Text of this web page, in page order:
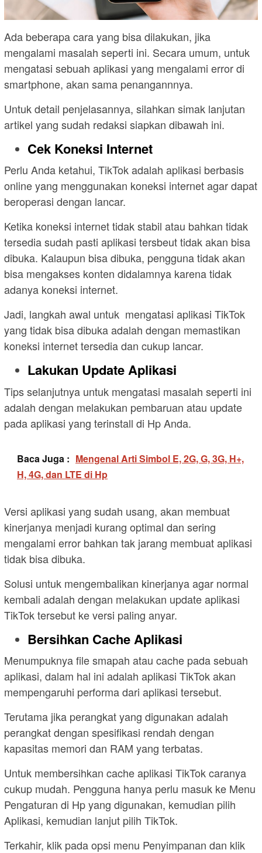
Ada beberapa cara yang bisa dilakukan, jika
mengalami masalah seperti ini. Secara umum, untuk
mengatasi sebuah aplikasi yang mengalami error di
smartphone, akan sama penangannnya.
Untuk detail penjelasannya, silahkan simak lanjutan
artikel yang sudah redaksi siapkan dibawah ini.
Cek Koneksi Internet
Perlu Anda ketahui, TikTok adalah aplikasi berbasis
online yang menggunakan koneksi internet agar dapat
beroperasi dengan lancar.
Ketika koneksi internet tidak stabil atau bahkan tidak
tersedia sudah pasti aplikasi tersbeut tidak akan bisa
dibuka. Kalaupun bisa dibuka, pengguna tidak akan
bisa mengakses konten didalamnya karena tidak
adanya koneksi internet.
Jadi, langkah awal untuk mengatasi aplikasi TikTok
yang tidak bisa dibuka adalah dengan memastikan
koneksi internet tersedia dan cukup lancar.
Lakukan Update Aplikasi
Tips selanjutnya untuk mengatasi masalah seperti ini
adalah dengan melakukan pembaruan atau update
pada aplikasi yang terinstall di Hp Anda.
Baca Juga : Mengenal Arti Simbol E, 2G, G, 3G, H+,
H, 4G, dan LTE di Hp
Versi aplikasi yang sudah usang, akan membuat
kinerjanya menjadi kurang optimal dan sering
mengalami error bahkan tak jarang membuat aplikasi
tidak bisa dibuka.
Solusi untuk mengembalikan kinerjanya agar normal
kembali adalah dengan melakukan update aplikasi
TikTok tersebut ke versi paling anyar.
Bersihkan Cache Aplikasi
Menumpuknya file smapah atau cache pada sebuah
aplikasi, dalam hal ini adalah aplikasi TikTok akan
mempengaruhi performa dari aplikasi tersebut.
Terutama jika perangkat yang digunakan adalah
perangkat dengan spesifikasi rendah dengan
kapasitas memori dan RAM yang terbatas.
Untuk membersihkan cache aplikasi TikTok caranya
cukup mudah. Pengguna hanya perlu masuk ke Menu
Pengaturan di Hp yang digunakan, kemudian pilih
Aplikasi, kemudian lanjut pilih TikTok.
Terkahir, klik pada opsi menu Penyimpanan dan klik